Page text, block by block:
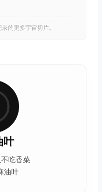
的更多宇宙切片。
叶
吃香菜
油叶